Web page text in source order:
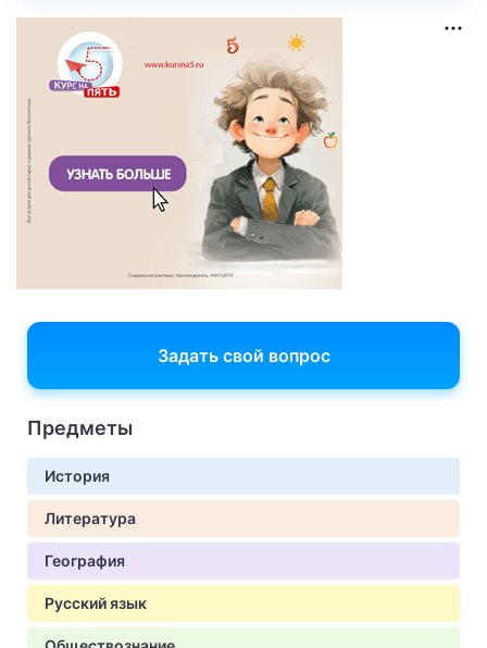
Задать свой вопрос
Предметы
История
Литература
География
Русский язык